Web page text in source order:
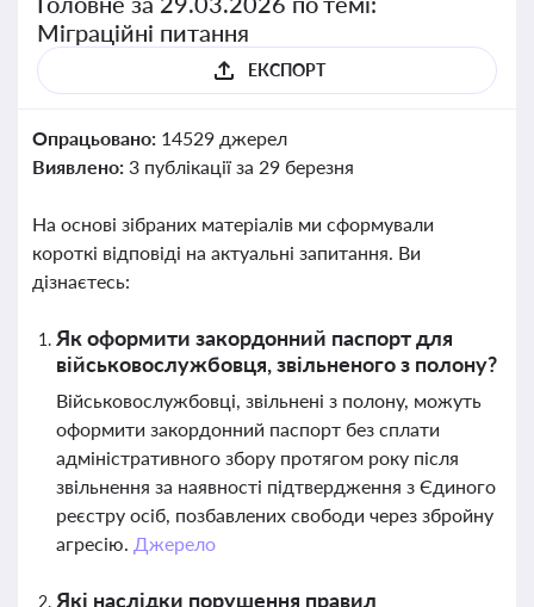
Міграційні питання
ЕКСПОРТ
Опрацьовано: 14529 джерел
Виявлено: 3 публікації за 29 березня
На основі зібраних матеріалів ми сформували
короткі відповіді на актуальні запитання. Ви
дізнаєтесь:
Як оформити закордонний паспорт для
військовослужбовця, звільненого з полону?
Військовослужбовці, звільнені з полону, можуть
оформити закордонний паспорт без сплати
адміністративного збору протягом року після
звільнення за наявності підтвердження з Єдиного
реєстру осіб, позбавлених свободи через збройну
агресію. Джерело
Які наслідки порушення правил